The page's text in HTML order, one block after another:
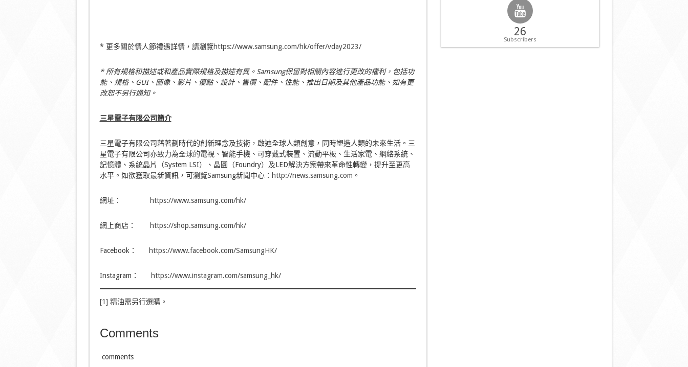
* 更多關於情人節禮遇詳情，請瀏覽https://www.samsung.com/hk/offer/vday2023/
* 所有規格和描述或和產品實際規格及描述有異。 Samsung保留對相關內容進行更改的權利，包括功
能、規格、 GUI、圖像、影片、優點、設計、售價、配件、性能、推出日期及其他產品功能、如有更
改恕不另行通知。
三星電子有限公司簡介
三星電子有限公司藉著劃時代的創新理念及技術，啟迪全球人類創意，同時塑造人類的未來生活。三
星電子有限公司亦致力為全球的電視、智能手機、可穿戴式裝置、流動平板、生活家電、網絡系統、
記憶體、系統晶片（System LSI）、晶圓（Foundry）及LED解決方案帶來革命性轉變，提升至更高
水平。如欲獲取最新資訊，可瀏覽Samsung新聞中心： http://news.samsung.com 。
網址： https://www.samsung.com/hk/
網上商店： https://shop.samsung.com/hk/
Facebook： https://www.facebook.com/SamsungHK/
Instagram： https://www.instagram.com/samsung_hk/
[1] 精油需另行選購。
Comments
comments
26
Subscribers